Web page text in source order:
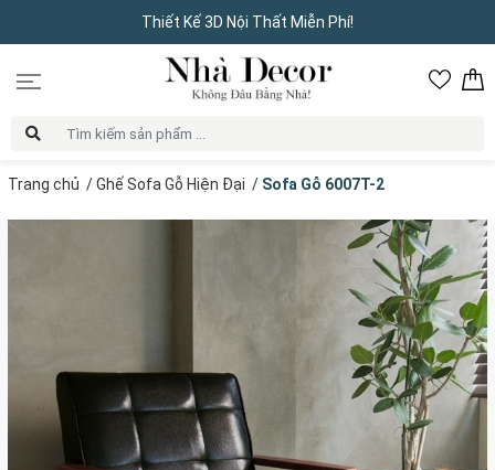
Thiết Kế 3D Nội Thất Miễn Phí!
Trang chủ /Ghế Sofa Gỗ Hiện Đại / Sofa Gỗ 6007T-2